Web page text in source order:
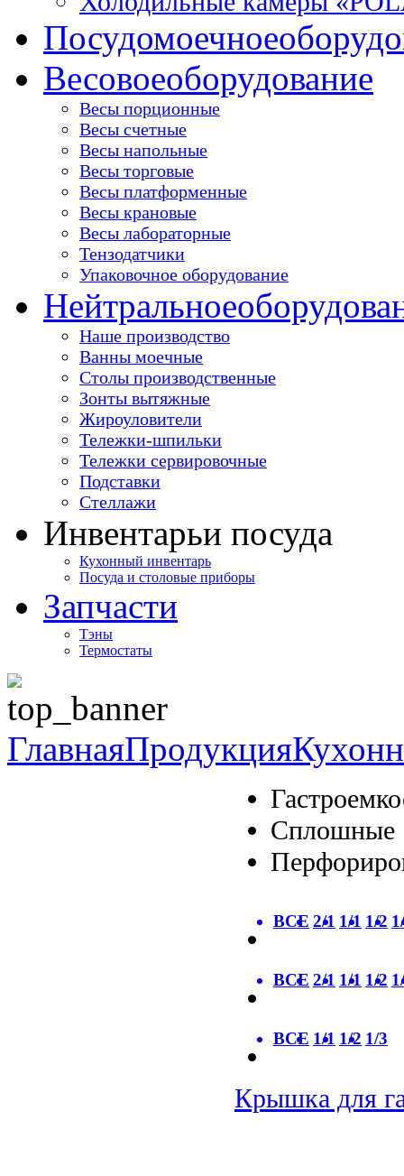
Посудомоечное
Весовоеоборудование
Весы порционные
Весы счетные
Весы напольные
Весы торговые
Весы платформенные
Весы крановые
Весы лабораторные
Тензодатчики
Упаковочное оборудование
Нейтральное
Наше производство
Ванны моечные
Столы производственные
Зонты вытяжные
Жироуловители
Тележки-шпильки
Тележки сервировочные
Подставки
Стеллажи
Инвентарьи посуда
Кухонный инвентарь
Посуда и столовые приборы
Запчасти
Тэны
Термостаты
ГлавнаяПродукция
Сплошные
ВСЕ 2/1 1/1 1/2
ВСЕ 2/1 1/1 1/2
ВСЕ 1/1 1/2 1/3
Крышка для